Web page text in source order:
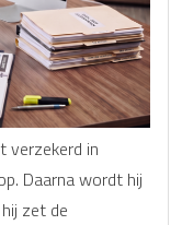
verzekerd in
Daarna wordt hij
zet de